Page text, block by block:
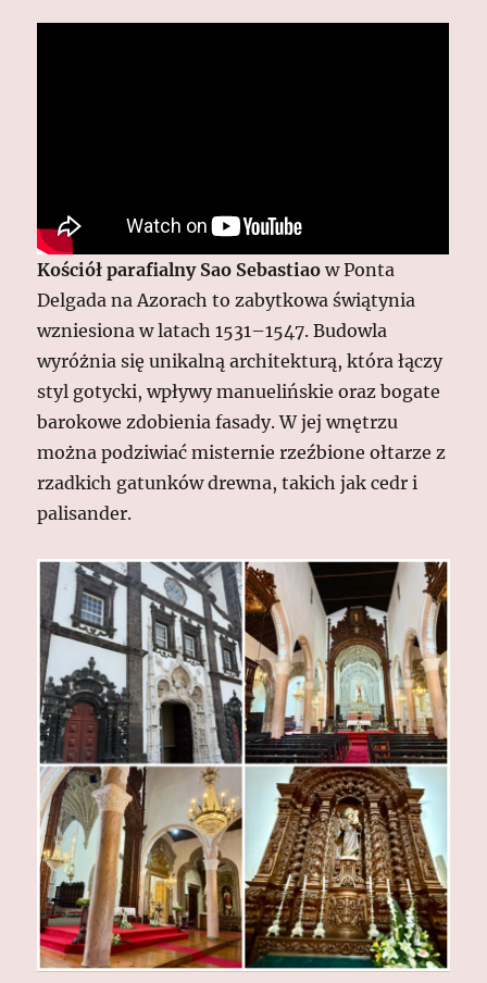
Kościół parafialny Sao Sebastiaow Ponta
Delgada na Azorach to zabytkowa świątynia
wzniesiona w latach 1531–1547. Budowla
wyróżnia się unikalną architekturą, która łączy
styl gotycki, wpływy manuelińskie oraz bogate
barokowe zdobienia fasady. W jej wnętrzu
można podziwiać misternie rzeźbione ołtarze z
rzadkich gatunków drewna, takich jak cedr i
palisander.